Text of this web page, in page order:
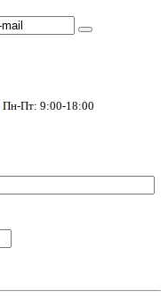
Пн-Пт: 9:00-18:00